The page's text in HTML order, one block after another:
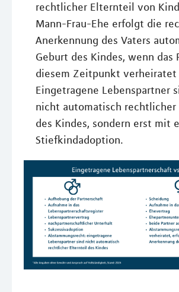
rechtlicher Elternteil von
Mann-Frau-Ehe erfolgt die
Anerkennung des Vaters
Geburt des Kindes, wenn das
diesem Zeitpunkt verheiratet
Eingetragene Lebenspartner
nicht automatisch rechtlicher
des Kindes, sondern erst mit
Stiefkindadoption.